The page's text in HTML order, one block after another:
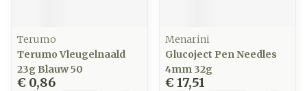
Terumo
Terumo Vleugelnaald
23g Blauw 50
€ 0,86
Menarini
Glucoject Pen Needles
4mm 32g
€ 17,51